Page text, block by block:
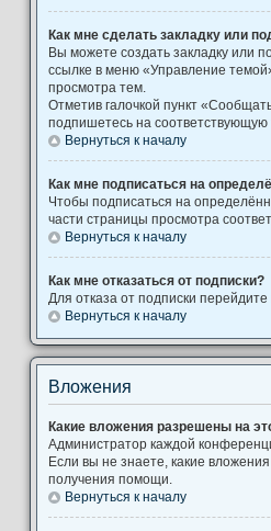
Как мне сделать закладку или
Вы можете создать закладку или
ссылке в меню «Управление
просмотра тем.
Отметив галочкой пункт
подпишетесь на соответствующую
Вернуться к началу
Как мне подписаться на
Чтобы подписаться на
части страницы просмотра
Вернуться к началу
Как мне отказаться от подписки?
Для отказа от подписки
Вернуться к началу
Вложения
Какие вложения разрешены на
Администратор каждой
Если вы не знаете, какие
получения помощи.
Вернуться к началу